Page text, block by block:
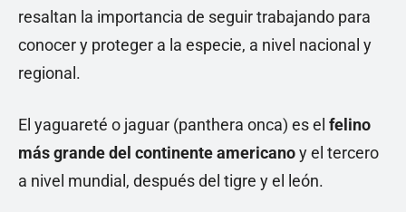
resaltan la importancia de seguir trabajando para
conocer y proteger a la especie, a nivel nacional y
regional.
El yaguareté o jaguar (panthera onca) es el felino
más grande del continente americanoy el tercero
a nivel mundial, después del tigre y el león.